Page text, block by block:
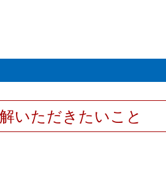
いただきたいこと